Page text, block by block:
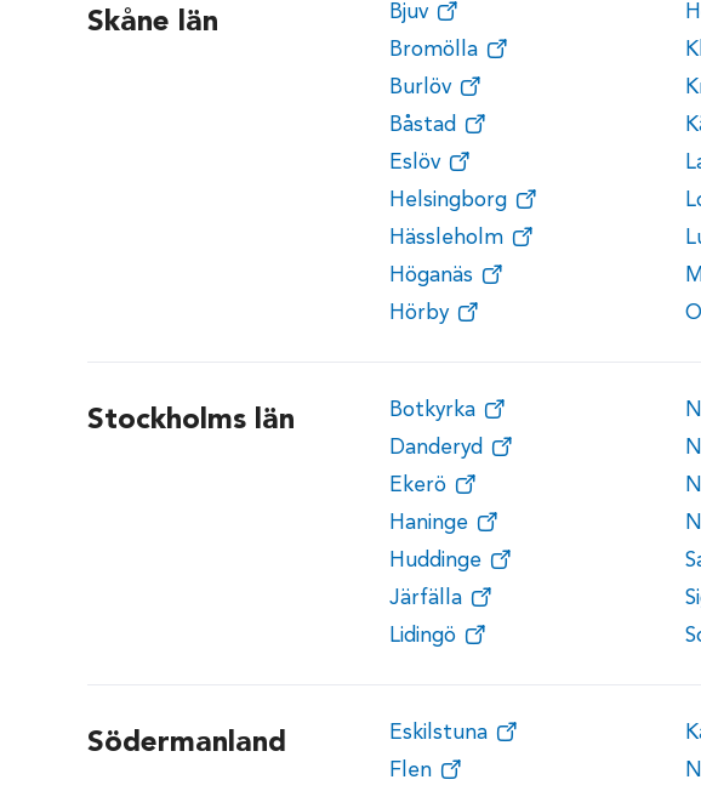
Skåne län
Bjuv
Bromölla
Burlöv
Båstad
Eslöv
Helsingborg
Hässleholm
Höganäs
Hörby
Stockholms län
Botkyrka
Danderyd
Ekerö
Haninge
Huddinge
Järfälla
Lidingö
Södermanland
Eskilstuna
Flen